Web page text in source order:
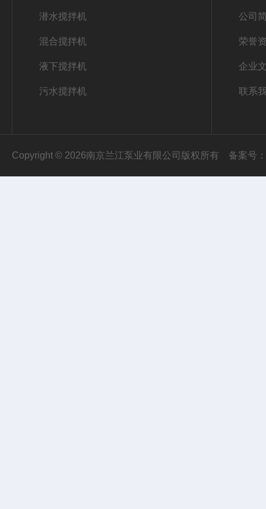
潜水搅拌机
混合搅拌机
液下搅拌机
污水搅拌机
公司
荣誉
企业
联系
Copyright © 2026南京兰江泵业有限公司版权所有 备案号